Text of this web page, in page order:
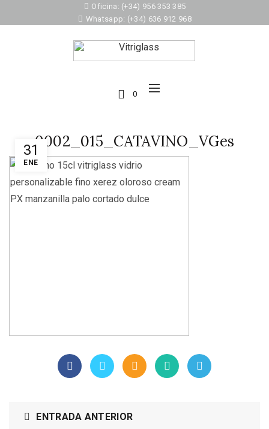
Oficina: (+34) 956 353 385
Whatsapp: (+34) 636 912 968
0
31
ENE
0002_015_CATAVINO_VGes
ENTRADA ANTERIOR